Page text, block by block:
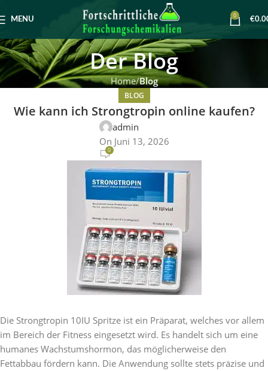
MENU
0
€
Der Blog
Home Blog
BLOG
Wie kann ich Strongtropin online kaufen?
admin
On Juni 13, 2026
0
Die Strongtropin 10IU Spritze ist ein Präparat, welches vor allem
im Bereich der Fitness eingesetzt wird. Es handelt sich um eine
humanes Wachstumshormon, das möglicherweise den
Fettabbau fördern kann. Die Anwendung sollte stets präzise und